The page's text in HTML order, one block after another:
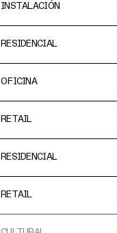
INSTALACIÓN
RESIDENCIAL
OFICINA
RETAIL
RESIDENCIAL
RETAIL